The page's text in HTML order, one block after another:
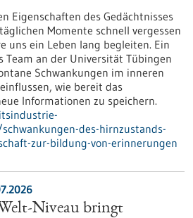
Eigenschaften des Gedächtnisses
Momente schnell vergessen
uns ein Leben lang begleiten. Ein
Team an der Universität Tübingen
Schwankungen im inneren
wie bereit das
Informationen zu speichern.
des-hirnzustands-
zur-bildung-von-erinnerungen
Niveau bringt